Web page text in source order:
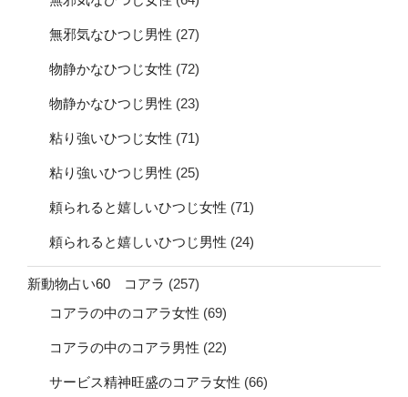
無邪気なひつじ男性 (27)
物静かなひつじ女性 (72)
物静かなひつじ男性 (23)
粘り強いひつじ女性 (71)
粘り強いひつじ男性 (25)
頼られると嬉しいひつじ女性 (71)
頼られると嬉しいひつじ男性 (24)
新動物占い60 コアラ (257)
コアラの中のコアラ女性 (69)
コアラの中のコアラ男性 (22)
サービス精神旺盛のコアラ女性 (66)